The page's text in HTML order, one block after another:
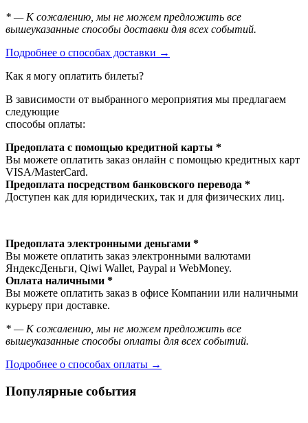
* — К сожалению, мы не можем предложить все
вышеуказанные способы доставки для всех событий.
Подробнее о способах доставки →
Как я могу оплатить билеты?
В зависимости от выбранного мероприятия мы предлагаем
следующие
способы оплаты:
Предоплата с помощью кредитной карты *
Вы можете оплатить заказ онлайн с помощью кредитных карт
VISA/MasterСard.
Предоплата посредством банковского перевода *
Доступен как для юридических, так и для физических лиц.
Предоплата электронными деньгами *
Вы можете оплатить заказ электронными валютами
ЯндексДеньги, Qiwi Wallet, Paypal и WebMoney.
Оплата наличными *
Вы можете оплатить заказ в офисе Компании или наличными
курьеру при доставке.
* — К сожалению, мы не можем предложить все
вышеуказанные способы оплаты для всех событий.
Подробнее о способах оплаты →
Популярные события